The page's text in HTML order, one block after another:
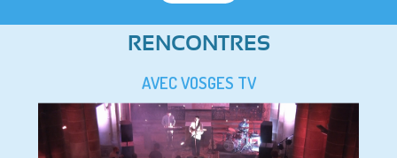
RENCONTRES
AVEC VOSGES TV